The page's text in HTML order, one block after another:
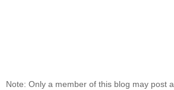
Note: Only a member of this blog may post a